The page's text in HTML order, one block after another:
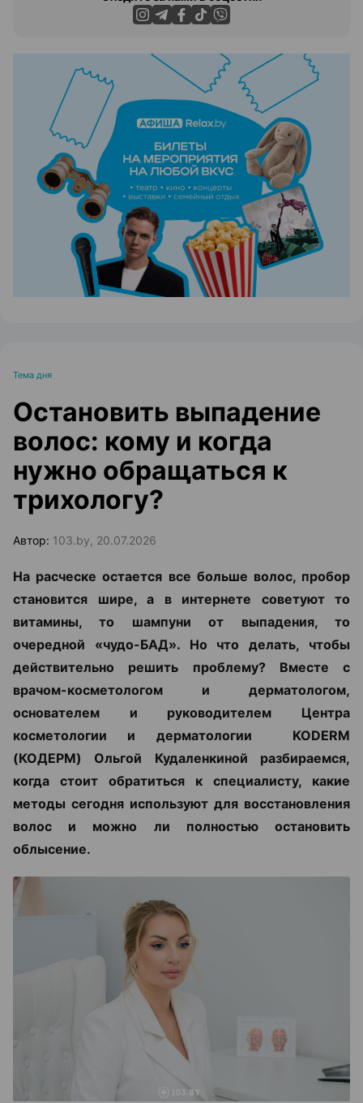
ЭФФЕКТИВНАЯ РЕКЛАМА НА САЙТЕ
Тема дня
Остановить выпадение
волос: кому и когда
нужно обращаться к
трихологу?
Автор: 103.by, 20.07.2026
На расческе остается все больше волос, пробор
становится шире, а в интернете советуют то
витамины, то шампуни от выпадения, то
очередной «чудо-БАД». Но что делать, чтобы
действительно решить проблему? Вместе с
врачом-косметологом и дерматологом,
основателем и руководителем Центра
косметологии и дерматологии KODERM
(КОДЕРМ) Ольгой Кудаленкиной разбираемся,
когда стоит обратиться к специалисту, какие
методы сегодня используют для восстановления
волос и можно ли полностью остановить
облысение.